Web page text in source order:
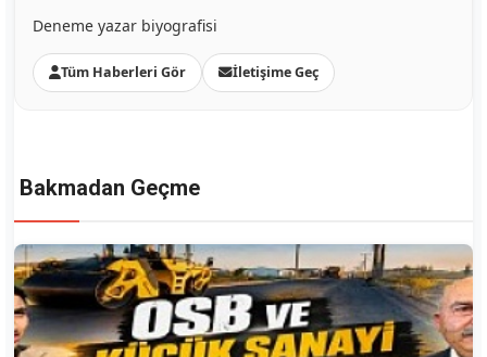
Deneme yazar biyografisi
Tüm Haberleri Gör İletişime Geç
Bakmadan Geçme